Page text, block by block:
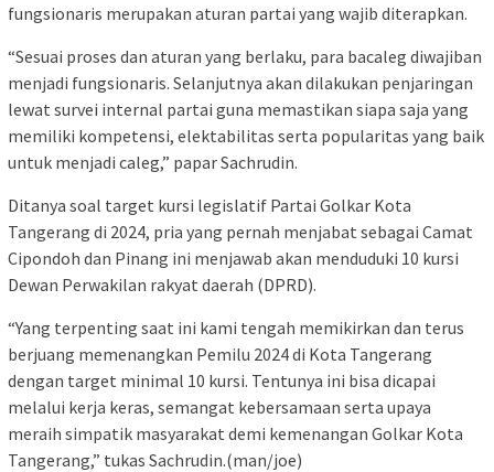
fungsionaris merupakan aturan partai yang wajib diterapkan.
“Sesuai proses dan aturan yang berlaku, para bacaleg diwajiban
menjadi fungsionaris. Selanjutnya akan dilakukan penjaringan
lewat survei internal partai guna memastikan siapa saja yang
memiliki kompetensi, elektabilitas serta popularitas yang baik
untuk menjadi caleg,” papar Sachrudin.
Ditanya soal target kursi legislatif Partai Golkar Kota
Tangerang di 2024, pria yang pernah menjabat sebagai Camat
Cipondoh dan Pinang ini menjawab akan menduduki 10 kursi
Dewan Perwakilan rakyat daerah (DPRD).
“Yang terpenting saat ini kami tengah memikirkan dan terus
berjuang memenangkan Pemilu 2024 di Kota Tangerang
dengan target minimal 10 kursi. Tentunya ini bisa dicapai
melalui kerja keras, semangat kebersamaan serta upaya
meraih simpatik masyarakat demi kemenangan Golkar Kota
Tangerang,” tukas Sachrudin.(man/joe)